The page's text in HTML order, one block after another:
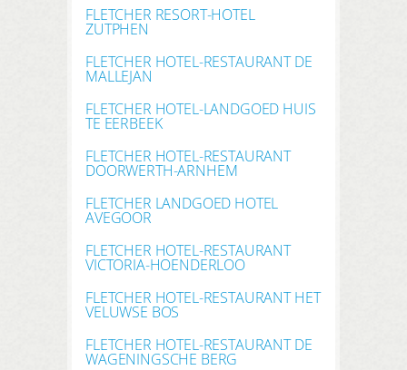
FLETCHER RESORT-HOTEL
ZUTPHEN
FLETCHER HOTEL-RESTAURANT DE
MALLEJAN
FLETCHER HOTEL-LANDGOED HUIS
TE EERBEEK
FLETCHER HOTEL-RESTAURANT
DOORWERTH-ARNHEM
FLETCHER LANDGOED HOTEL
AVEGOOR
FLETCHER HOTEL-RESTAURANT
VICTORIA-HOENDERLOO
FLETCHER HOTEL-RESTAURANT HET
VELUWSE BOS
FLETCHER HOTEL-RESTAURANT DE
WAGENINGSCHE BERG